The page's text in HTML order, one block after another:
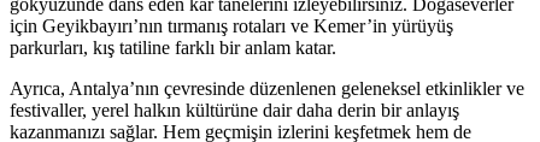
gökyüzünde dans eden kar tanelerini izleyebilirsiniz. Doğaseverler
için Geyikbayırı’nın tırmanış rotaları ve Kemer’in yürüyüş
parkurları, kış tatiline farklı bir anlam katar.
Ayrıca, Antalya’nın çevresinde düzenlenen geleneksel etkinlikler ve
festivaller, yerel halkın kültürüne dair daha derin bir anlayış
kazanmanızı sağlar. Hem geçmişin izlerini keşfetmek hem de